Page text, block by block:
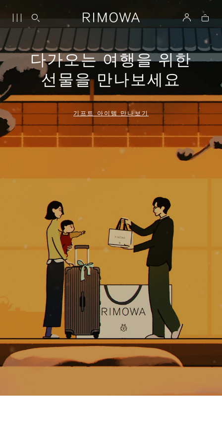
다가오는 여행을 위한
선물을 만나보세요
기프트 아이템 만나보기